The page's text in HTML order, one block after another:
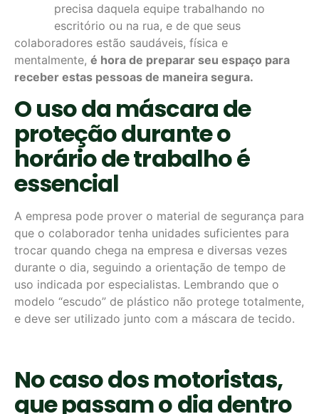
precisa daquela equipe trabalhando no
escritório ou na rua, e de que seus
colaboradores estão saudáveis, física e
mentalmente, é hora de preparar seu espaço para
receber estas pessoas de maneira segura.
O uso da máscara de
proteção durante o
horário de trabalho é
essencial
A empresa pode prover o material de segurança para
que o colaborador tenha unidades suficientes para
trocar quando chega na empresa e diversas vezes
durante o dia, seguindo a orientação de tempo de
uso indicada por especialistas. Lembrando que o
modelo “escudo” de plástico não protege totalmente,
e deve ser utilizado junto com a máscara de tecido.
No caso dos motoristas,
que passam o dia dentro